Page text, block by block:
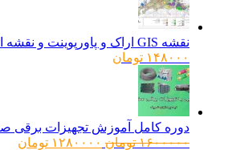
نقشه GIS اراک و پاورپوینت و نقشه اتوکد طرح جامع اراک
۱۴۸۰۰۰ تومان
دوره کامل آموزش تجهیزات برقی صنعتی
۱۶۰۰۰۰۰ تومانقیمت
۱۲۸۰۰۰۰ تومانقیمت